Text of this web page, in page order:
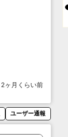
2ヶ月くらい前
ユーザー通報